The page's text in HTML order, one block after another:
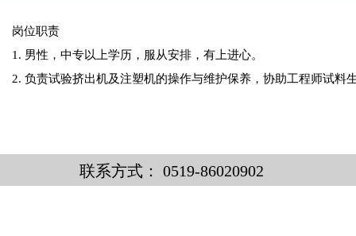
岗位职责
1. 男性，中专以上学历，服从安排，有上进心。
2. 负责试验挤出机及注塑机的操作与维护保养，协助工程师试料
联系方式： 0519-86020902